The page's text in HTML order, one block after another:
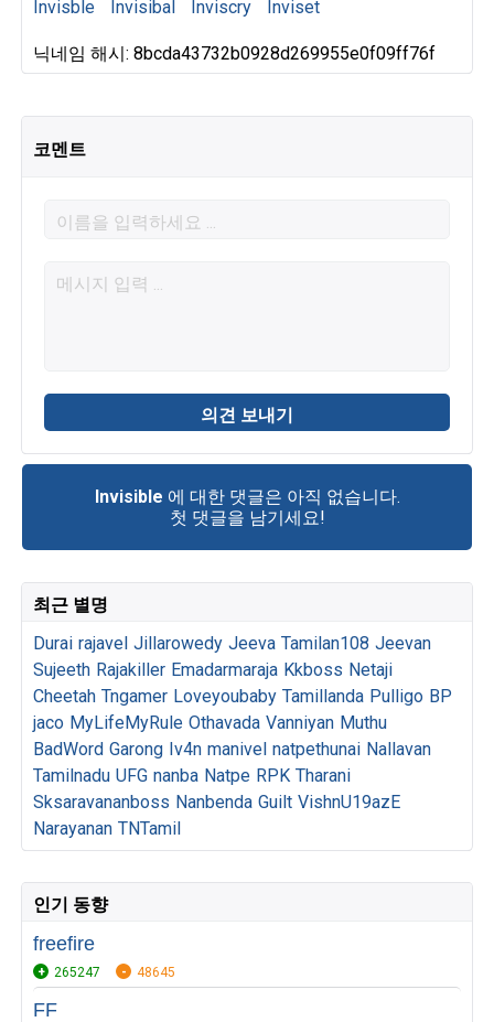
Invisble
Invisibal Inviscry Inviset
닉네임 해시: 8bcda43732b0928d269955e0f09ff76f
코멘트
Invisible 에 대한 댓글은 아직 없습니다.
첫 댓글을 남기세요!
최근 별명
Durai rajavel Jillarowedy Jeeva Tamilan108 Jeevan
Sujeeth Rajakiller Emadarmaraja Kkboss Netaji
Cheetah Tngamer Loveyoubaby Tamillanda Pulligo BP
jaco MyLifeMyRule Othavada Vanniyan Muthu
BadWord Garong Iv4n manivel natpethunai Nallavan
Tamilnadu UFG nanba Natpe RPK Tharani
Sksaravananboss Nanbenda Guilt VishnU19azE
Narayanan TNTamil
인기 동향
freefire
265247 48645
FF